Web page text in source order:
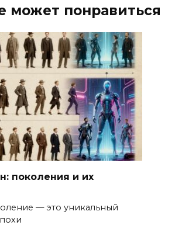
может понравиться
поколения и их
— это уникальный